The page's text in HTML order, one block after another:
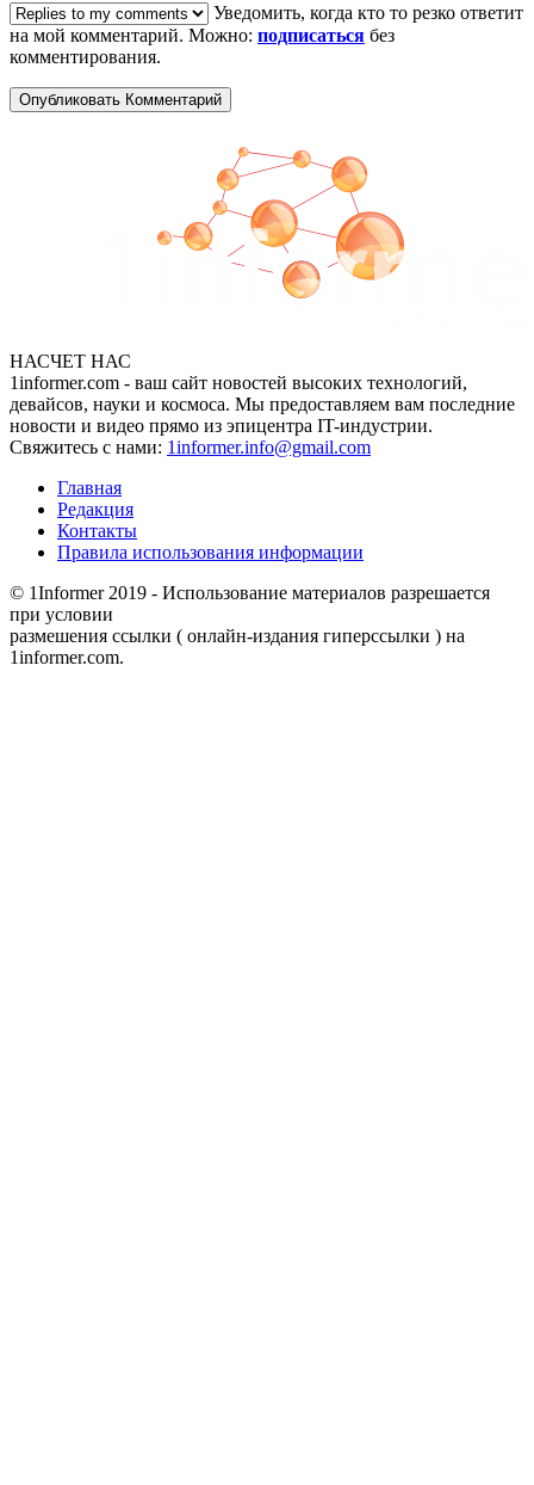
Уведомить, когда кто то резко ответит
на мой комментарий. Можно: подписаться без
комментирования.
НАСЧЕТ НАС
1informer.com - ваш сайт новостей высоких технологий,
девайсов, науки и космоса. Мы предоставляем вам последние
новости и видео прямо из эпицентра IT-индустрии.
Свяжитесь с нами: 1informer.info@gmail.com
Главная
Редакция
Контакты
Правила использования информации
© 1Informer 2019 - Использование материалов разрешается
при условии
размешения ссылки ( онлайн-издания гиперссылки ) на
1informer.com.